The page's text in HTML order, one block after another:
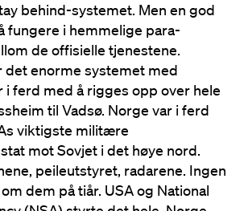
behind-systemet. Men en god
fungere i hemmelige para-
de offisielle tjenestene.
det enorme systemet med
i ferd med å rigges opp over hele
til Vadsø. Norge var i ferd
viktigste militære
mot Sovjet i det høye nord.
peileutstyret, radarene. Ingen
dem på tiår. USA og National